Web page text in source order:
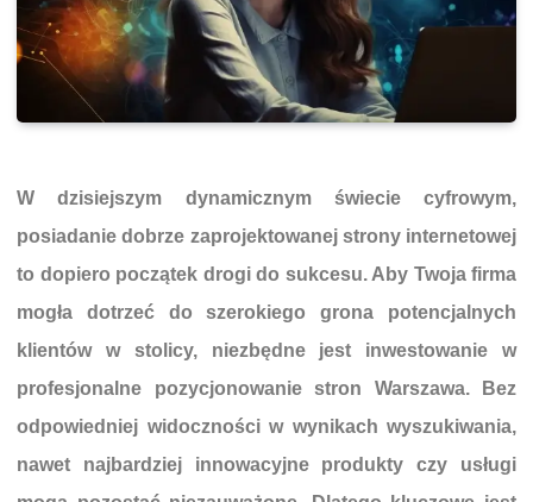
W dzisiejszym dynamicznym świecie cyfrowym,
posiadanie dobrze zaprojektowanej strony internetowej
to dopiero początek drogi do sukcesu. Aby Twoja firma
mogła dotrzeć do szerokiego grona potencjalnych
klientów w stolicy, niezbędne jest inwestowanie w
profesjonalne pozycjonowanie stron Warszawa. Bez
odpowiedniej widoczności w wynikach wyszukiwania,
nawet najbardziej innowacyjne produkty czy usługi